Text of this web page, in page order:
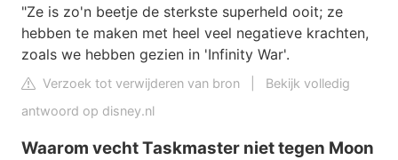
"Ze is zo'n beetje de sterkste superheld ooit; ze
hebben te maken met heel veel negatieve krachten,
zoals we hebben gezien in 'Infinity War'.
Verzoek tot verwijderen van bron
Bekijk volledig
antwoord op disney.nl
Waarom vecht Taskmaster niet tegen Moon